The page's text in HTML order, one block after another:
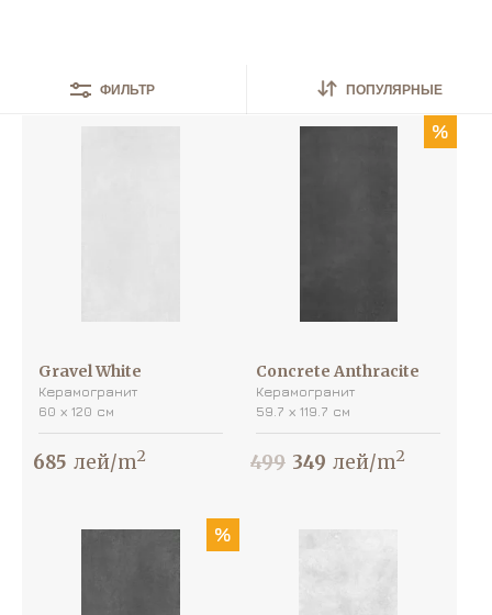
ФИЛЬТР ПОПУЛЯРНЫЕ
Найдено товаров
Gravel White
Керамогранит
60 х 120 см
685 лей/m2
%
Concrete Anthracite
Керамогранит
59.7 х 119.7 см
499 349 лей/m2
%